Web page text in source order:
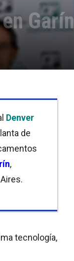
Garín
Denver
de
,
tecnología,